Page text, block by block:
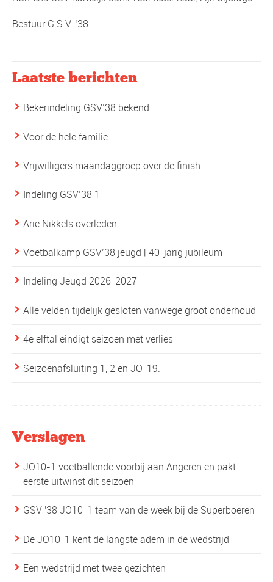
Bestuur G.S.V. ‘38
Laatste berichten
Bekerindeling GSV’38 bekend
Voor de hele familie
Vrijwilligers maandaggroep over de finish
Indeling GSV’38 1
Arie Nikkels overleden
Voetbalkamp GSV’38 jeugd | 40-jarig jubileum
Indeling Jeugd 2026-2027
Alle velden tijdelijk gesloten vanwege groot onderhoud
4e elftal eindigt seizoen met verlies
Seizoenafsluiting 1, 2 en JO-19.
Verslagen
JO10-1 voetballende voorbij aan Angeren en pakt
eerste uitwinst dit seizoen
GSV '38 JO10-1 team van de week bij de Superboeren
De JO10-1 kent de langste adem in de wedstrijd
Een wedstrijd met twee gezichten